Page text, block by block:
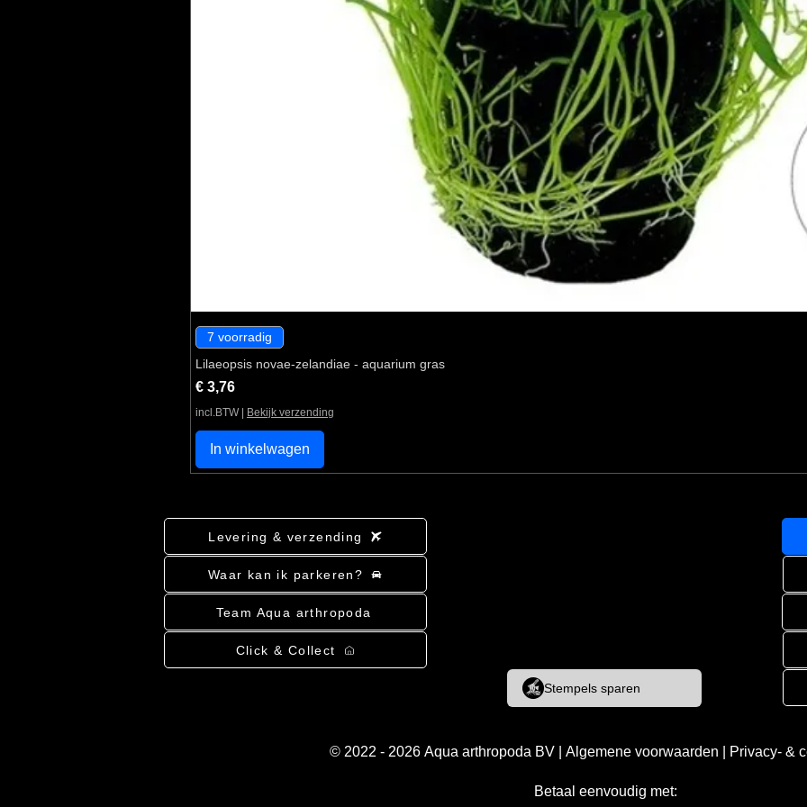
7 voorradig
Lilaeopsis novae-zelandiae - aquarium gras
Prijs
€ 3,76
incl.BTW Bekijk verzending
In winkelwagen
Levering & verzending
Waar kan ik parkeren?
Team Aqua arthropoda
Click & Collect
Stempels sparen
© 2022 - 2026 Aqua arthropoda BV Algemene voorwaarden Privacy- &
Betaal eenvoudig met: